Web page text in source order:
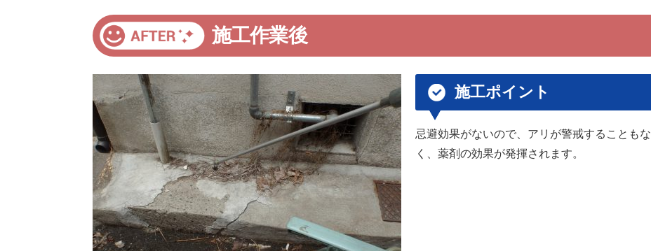
施工作業後
施工ポイント
忌避効果がないので、アリが警戒することもな
く、薬剤の効果が発揮されます。